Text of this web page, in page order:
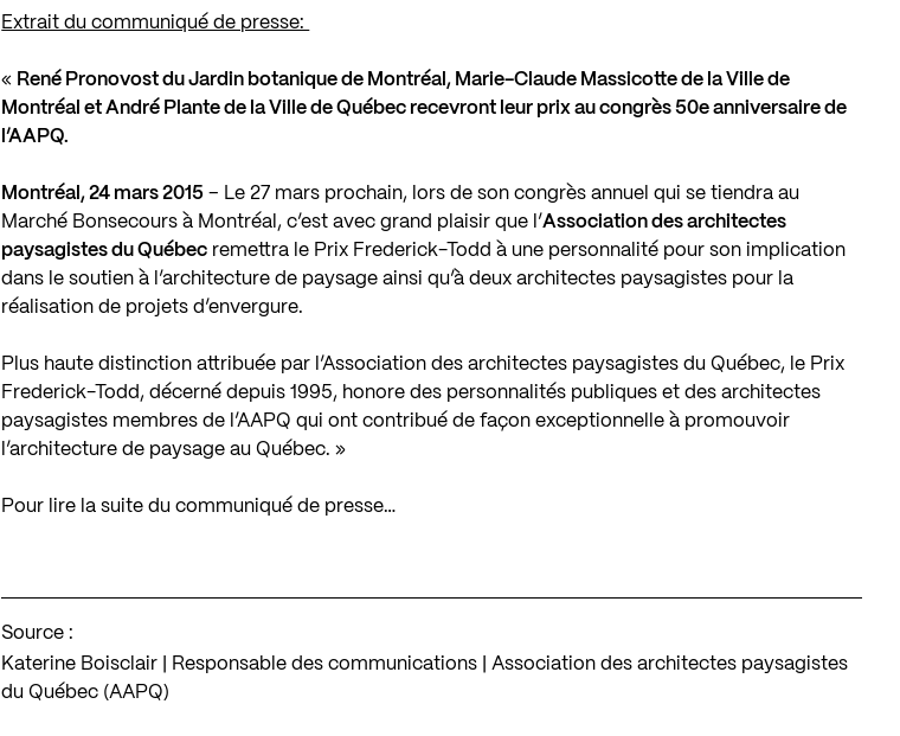
Extrait du communiqué de presse:
« René Pronovost du Jardin botanique de Montréal, Marie-Claude Massicotte de la Ville de
Montréal et André Plante de la Ville de Québec recevront leur prix au congrès 50e anniversaire de
l’AAPQ.
Montréal, 24 mars 2015 – Le 27 mars prochain, lors de son congrès annuel qui se tiendra au
Marché Bonsecours à Montréal, c’est avec grand plaisir que l’Association des architectes
paysagistes du Québec remettra le Prix Frederick-Todd à une personnalité pour son implication
dans le soutien à l’architecture de paysage ainsi qu’à deux architectes paysagistes pour la
réalisation de projets d’envergure.
Plus haute distinction attribuée par l’Association des architectes paysagistes du Québec, le Prix
Frederick-Todd, décerné depuis 1995, honore des personnalités publiques et des architectes
paysagistes membres de l’AAPQ qui ont contribué de façon exceptionnelle à promouvoir
l’architecture de paysage au Québec. »
Pour lire la suite du communiqué de presse…
Source :
Katerine Boisclair | Responsable des communications | Association des architectes paysagistes
du Québec (AAPQ)